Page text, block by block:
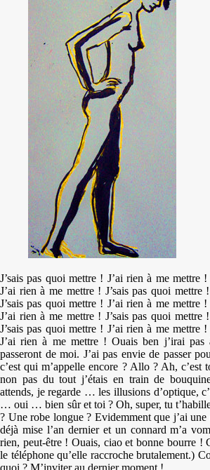
J’sais pas quoi mettre ! J’ai rien à me mettre
J’ai rien à me mettre ! J’sais pas quoi mettre
J’sais pas quoi mettre ! J’ai rien à me mettre
J’ai rien à me mettre ! J’sais pas quoi mettre
J’sais pas quoi mettre ! J’ai rien à me mettre
J’ai rien à me mettre ! Ouais ben j’irai
passeront de moi. J’ai pas envie de passer
c’est qui m’appelle encore ? Allo ? Ah,
non pas du tout j’étais en train de
attends, je regarde … les illusions d’optique,
… oui … bien sûr et toi ? Oh, super, tu
? Une robe longue ? Evidemment que j’ai
déjà mise l’an dernier et un connard m’a
rien, peut-être ! Ouais, ciao et bonne bourre !
le téléphone qu’elle raccroche brutalement.)
quoi ? M’inviter au dernier moment !